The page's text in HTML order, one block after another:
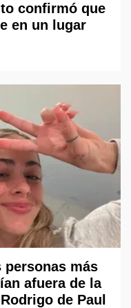
confirmó que
en un lugar
más
afuera de la
de Paul